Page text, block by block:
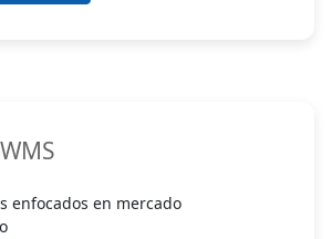
enfocados en mercado